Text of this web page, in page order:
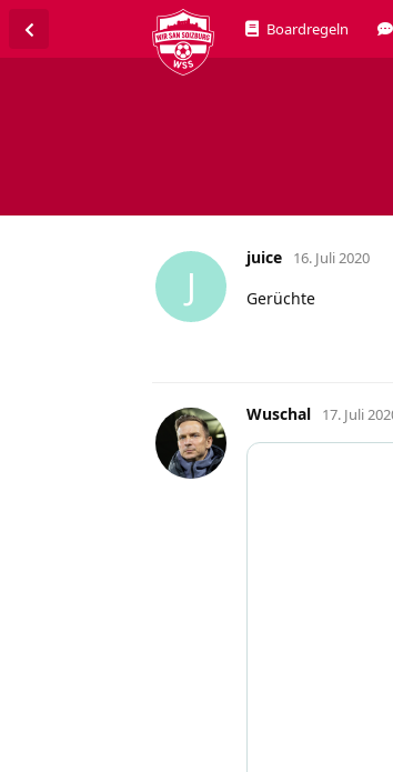
Boardregeln
J
juice 16. Juli 2020
Gerüchte
Wuschal 17. Juli